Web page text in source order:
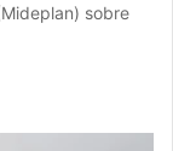
sobre